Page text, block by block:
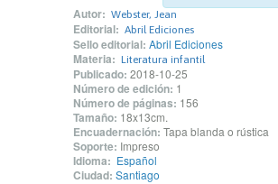
Autor: Webster, Jean
Editorial: Abril Ediciones
Sello editorial: Abril Ediciones
Materia: Literatura infantil
Publicado: 2018-10-25
Número de edición: 1
Número de páginas: 156
Tamaño: 18x13cm.
Encuadernación: Tapa blanda o rústica
Soporte: Impreso
Idioma: Español
Ciudad: Santiago